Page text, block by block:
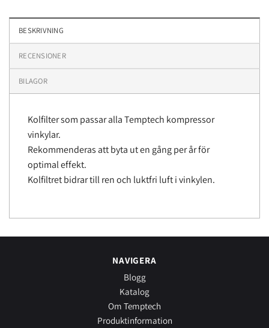
BESKRIVNING
RECENSIONER
BILAGOR
Kolfilter som passar alla Temptech kompressor
vinkylar.
Rekommenderas att byta ut en gång per år för
optimal effekt.
Kolfiltret bidrar till ren och luktfri luft i vinkylen.
NAVIGERA
Blogg
Katalog
Om Temptech
Produktinformation